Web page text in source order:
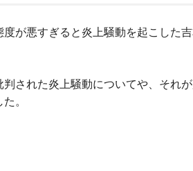
が悪すぎると炎上騒動を起こした
された炎上騒動についてや、それ
。